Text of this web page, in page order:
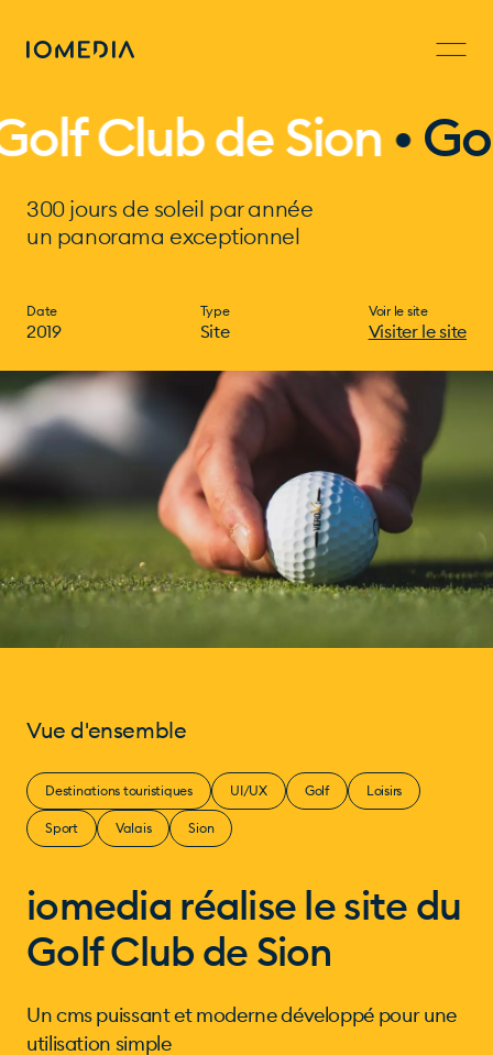
Club de Sion•Golf
300 jours de soleil par année
un panorama exceptionnel
Date
2019
Type
Site
Voir le site
Visiter le site
Vue d'ensemble
Destinations touristiques UI/UX Golf Loisirs
Sport Valais Sion
iomedia réalise le site du
Golf Club de Sion
Un cms puissant et moderne développé pour une
utilisation simple